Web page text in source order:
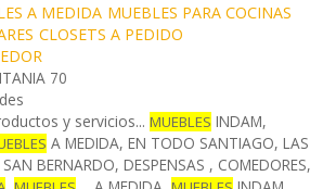
A MEDIDA MUEBLES PARA COCINAS
CLOSETS A PEDIDO
70
y servicios... MUEBLES INDAM,
A MEDIDA, EN TODO SANTIAGO, LAS
BERNARDO, DESPENSAS , COMEDORES,